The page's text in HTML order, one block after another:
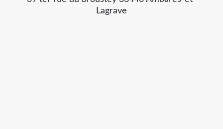
Lagrave